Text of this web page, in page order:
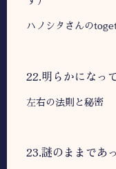
ハノシタさんの
22.明らかになっ
左右の法則と秘密
23.謎のままであ